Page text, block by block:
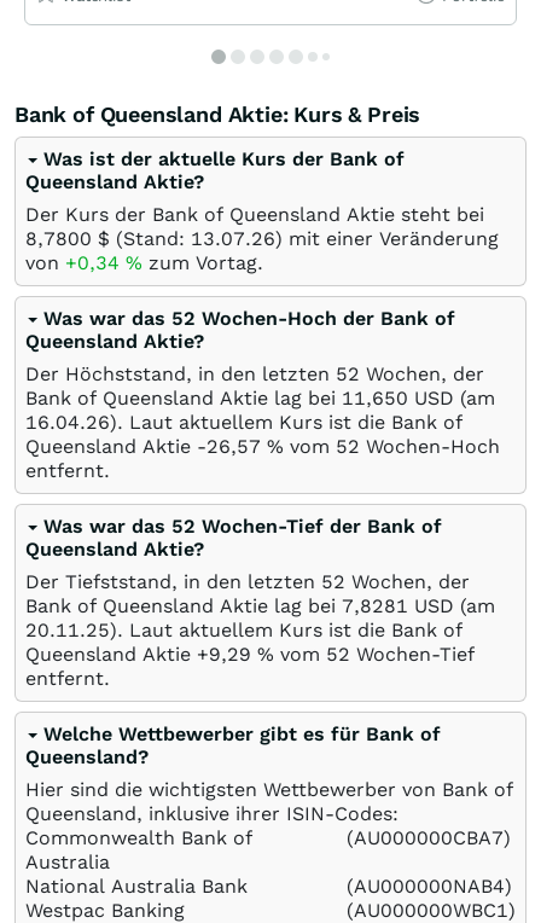
Bank of Queensland Aktie: Kurs & Preis
Was ist der aktuelle Kurs der Bank of
Queensland Aktie?
Der Kurs der Bank of Queensland Aktie steht bei
8,7800 $ (Stand: 13.07.26) mit einer Veränderung
von +0,34 % zum Vortag.
Was war das 52 Wochen-Hoch der Bank of
Queensland Aktie?
Der Höchststand, in den letzten 52 Wochen, der
Bank of Queensland Aktie lag bei 11,650 USD (am
16.04.26). Laut aktuellem Kurs ist die Bank of
Queensland Aktie -26,57 % vom 52 Wochen-Hoch
entfernt.
Was war das 52 Wochen-Tief der Bank of
Queensland Aktie?
Der Tiefststand, in den letzten 52 Wochen, der
Bank of Queensland Aktie lag bei 7,8281 USD (am
20.11.25). Laut aktuellem Kurs ist die Bank of
Queensland Aktie +9,29 % vom 52 Wochen-Tief
entfernt.
Welche Wettbewerber gibt es für Bank of
Queensland?
Hier sind die wichtigsten Wettbewerber von Bank of
Queensland, inklusive ihrer ISIN-Codes:
Commonwealth Bank of
Australia
(AU000000CBA7)
National Australia Bank
(AU000000NAB4)
Westpac Banking
(AU000000WBC1)